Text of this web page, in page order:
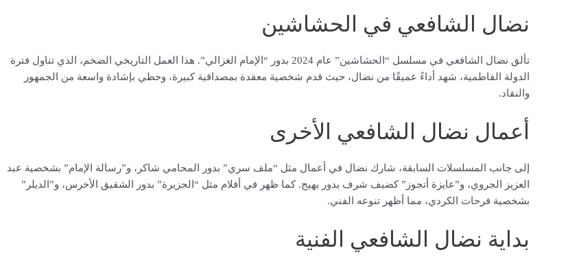
نضال الشافعي في الحشاشين
تألق نضال الشافعي في مسلسل “الحشاشين” عام 2024 بدور “الإمام الغزالي”. هذا العمل التاريخي الضخم، الذي تناول فترة
الدولة الفاطمية، شهد أداءً عميقًا من نضال، حيث قدم شخصية معقدة بمصداقية كبيرة، وحظي بإشادة واسعة من الجمهور
والنقاد.
أعمال نضال الشافعي الأخرى
إلى جانب المسلسلات السابقة، شارك نضال في أعمال مثل “ملف سري” بدور المحامي شاكر، و”رسالة الإمام” بشخصية عبد
العزيز الجروي، و”عايزة أتجوز” كضيف شرف بدور بهيج. كما ظهر في أفلام مثل “الجزيرة” بدور الشقيق الأخرس، و”الديلر”
بشخصية فرحات الكردي، مما أظهر تنوعه الفني.
بداية نضال الشافعي الفنية